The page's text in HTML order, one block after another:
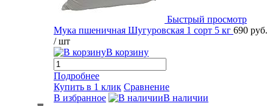
Быстрый просмотр
Мука пшеничная Шугуровская 1 сорт 5 кг 690 руб.
/ шт
В корзину
Подробнее
Купить в 1 клик Сравнение
В избранное
В наличии